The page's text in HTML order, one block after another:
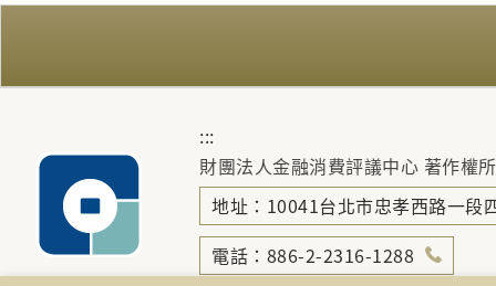
:::
財團法人金融消費評議中心 著作權
地址：10041台北市忠孝西路一段
電話：886-2-2316-1288